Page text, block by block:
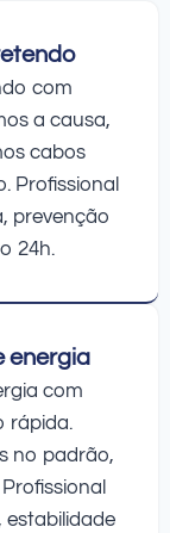
com
a causa,
cabos
Profissional
prevenção
24h.
energia
com
rápida.
no padrão,